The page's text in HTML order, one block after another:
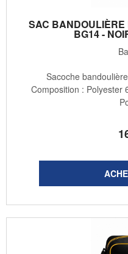
SAC
BG14 -
Sacoche
Composition : Polyester